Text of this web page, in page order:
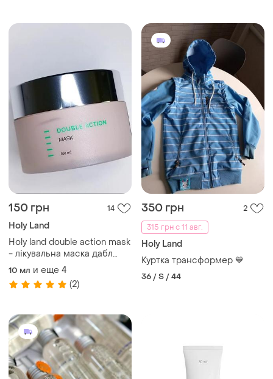
150 грн 14
Holy Land
Holy land double action mask
- лікувальна маска дабл
екшн холі ленд розпив
10 мл и еще 4
(2)
350 грн
2
315 грн с 11 авг.
Holy Land
Куртка трансформер 💙
36 / S / 44